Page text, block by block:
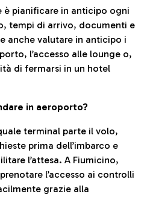
è pianificare in anticipo ogni
tempi di arrivo, documenti e
anche valutare in anticipo i
l’accesso alle lounge o,
di fermarsi in un hotel
in aeroporto?
terminal parte il volo,
prima dell’imbarco e
l’attesa. A Fiumicino,
l’accesso ai controlli
grazie alla